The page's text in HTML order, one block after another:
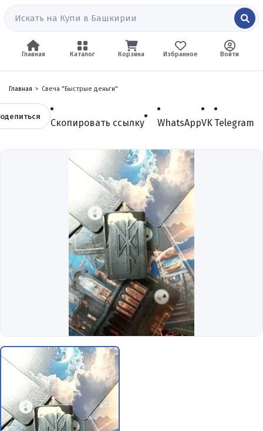
Главная Каталог Войти
Избранное
Корзина
Главная Свеча "Быстрые деньги"
Скопировать ссылку WhatsAppVK Telegram